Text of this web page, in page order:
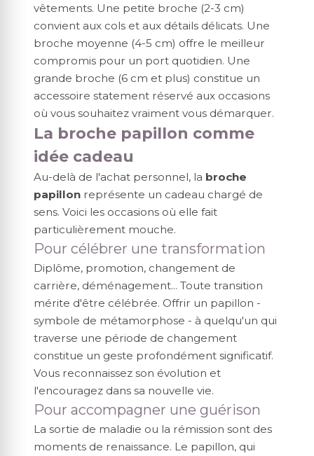
vêtements. Une petite broche (2-3 cm)
convient aux cols et aux détails délicats. Une
broche moyenne (4-5 cm) offre le meilleur
compromis pour un port quotidien. Une
grande broche (6 cm et plus) constitue un
accessoire statement réservé aux occasions
où vous souhaitez vraiment vous démarquer.
La broche papillon comme
idée cadeau
Au-delà de l'achat personnel, la broche
papillon représente un cadeau chargé de
sens. Voici les occasions où elle fait
particulièrement mouche.
Pour célébrer une transformation
Diplôme, promotion, changement de
carrière, déménagement... Toute transition
mérite d'être célébrée. Offrir un papillon -
symbole de métamorphose - à quelqu'un qui
traverse une période de changement
constitue un geste profondément significatif.
Vous reconnaissez son évolution et
l'encouragez dans sa nouvelle vie.
Pour accompagner une guérison
La sortie de maladie ou la rémission sont des
moments de renaissance. Le papillon, qui